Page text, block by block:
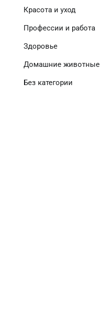
Красота и уход
Профессии и работа
Здоровье
Домашние животные
Без категории